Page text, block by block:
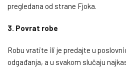
pregledana od strane Fjoka.
3. Povrat robe
Robu vratite ili je predajte u
odgađanja, a u svakom slučaju